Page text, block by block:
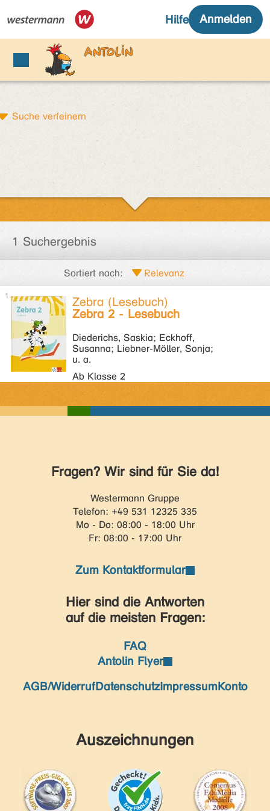
Suche verfeinern
1 Suchergebnis
Sortiert nach:
Zebra (Lesebuch)
Zebra 2 - Lesebuch
Diederichs, Saskia; Eckhoff,
Susanna; Liebner-Möller, Sonja;
u. a.
Ab Klasse 2